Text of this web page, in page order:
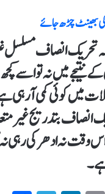
بھینٹ چڑھ جائے
تحریک انصاف مسلسل
نتیجے میں نہ تو اسے
میں کوئی کمی آ
بتدریج غیر
وقت نہ ادھر کی رہی نہ